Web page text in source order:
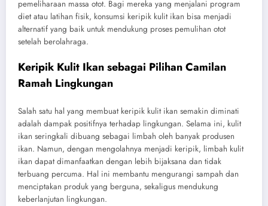
pemeliharaan massa otot. Bagi mereka yang menjalani program
diet atau latihan fisik, konsumsi keripik kulit ikan bisa menjadi
alternatif yang baik untuk mendukung proses pemulihan otot
setelah berolahraga.
Keripik Kulit Ikan sebagai Pilihan Camilan
Ramah Lingkungan
Salah satu hal yang membuat keripik kulit ikan semakin diminati
adalah dampak positifnya terhadap lingkungan. Selama ini, kulit
ikan seringkali dibuang sebagai limbah oleh banyak produsen
ikan. Namun, dengan mengolahnya menjadi keripik, limbah kulit
ikan dapat dimanfaatkan dengan lebih bijaksana dan tidak
terbuang percuma. Hal ini membantu mengurangi sampah dan
menciptakan produk yang berguna, sekaligus mendukung
keberlanjutan lingkungan.